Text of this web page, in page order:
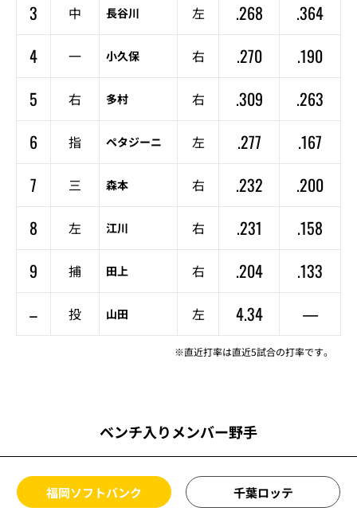
3
中 長谷川 左 .268
.364
4
一 小久保 右 .270
.190
5
右 多村 右 .309
.263
6
指 ペタジーニ 左 .277
.167
7
三 森本 右 .232
.200
8
左 江川 右 .231
.158
9
捕 田上 右 .204
.133
–
投 山田 左 4.34 —
※直近打率は直近5試合の打率です。
ベンチ入りメンバー野手
福岡ソフトバンク 千葉ロッテ